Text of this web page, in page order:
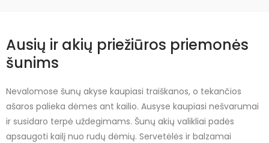
Ausių ir akių priežiūros priemonės
šunims
Nevalomose šunų akyse kaupiasi traiškanos, o tekančios
ašaros palieka dėmes ant kailio. Ausyse kaupiasi nešvarumai
ir susidaro terpė uždegimams. Šunų akių valikliai padės
apsaugoti kailį nuo rudų dėmių. Servetėlės ir balzamai